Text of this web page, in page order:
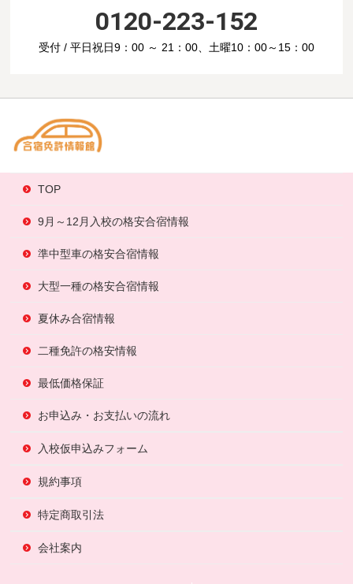
0120-223-152
受付 / 平日祝日9：00 ～ 21：00、土曜10：00～15：00
TOP
9月～12月入校の格安合宿情報
準中型車の格安合宿情報
大型一種の格安合宿情報
夏休み合宿情報
二種免許の格安情報
最低価格保証
お申込み・お支払いの流れ
入校仮申込みフォーム
規約事項
特定商取引法
会社案内